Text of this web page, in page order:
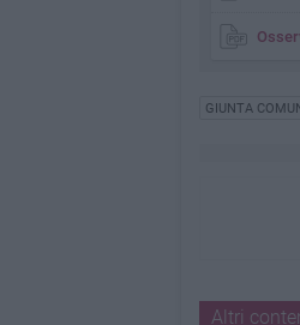
GIUNTA
Altri